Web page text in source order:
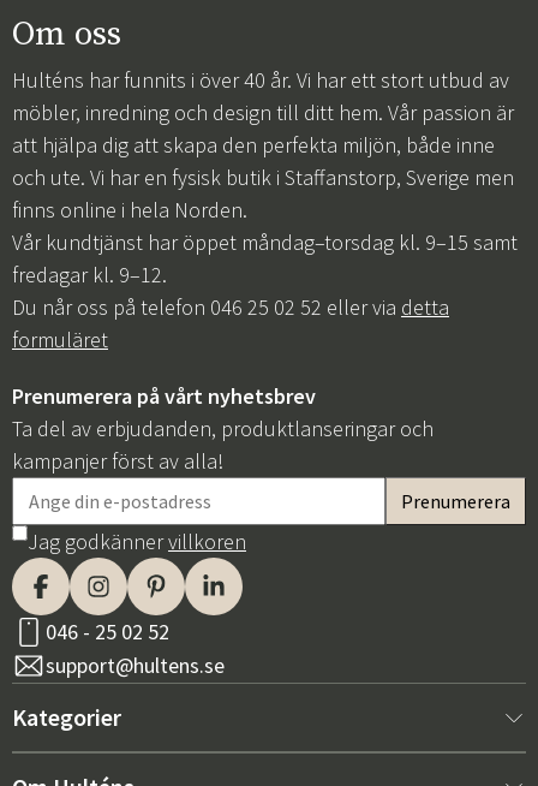
Om oss
Hulténs har funnits i över 40 år. Vi har ett stort utbud av
möbler, inredning och design till ditt hem. Vår passion är
att hjälpa dig att skapa den perfekta miljön, både inne
och ute. Vi har en fysisk butik i Staffanstorp, Sverige men
finns online i hela Norden.
Vår kundtjänst har öppet måndag–torsdag kl. 9–15 samt
fredagar kl. 9–12.
Du når oss på telefon 046 25 02 52 eller via detta
formuläret
Prenumerera på vårt nyhetsbrev
Ta del av erbjudanden, produktlanseringar och
kampanjer först av alla!
Jag godkännervillkoren
046 - 25 02 52
support@hultens.se
Kategorier
Nytt hos oss